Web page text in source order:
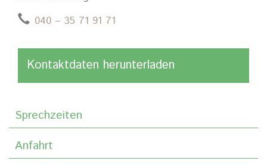
040 – 35 71 91 71
Kontaktdaten herunterladen
Sprechzeiten
Anfahrt